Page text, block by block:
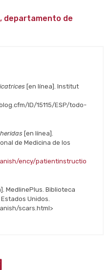
departamento de
[en línea]. Institut
ID/15115/ESP/todo-
[en línea].
de Medicina de los
ency/patientinstructio
MedlinePlus. Biblioteca
Unidos.
scars.html>